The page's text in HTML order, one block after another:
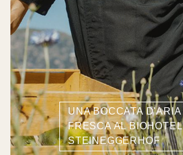
UNA BOCCATA D'ARIA
FRESCA AL BIOHOTEL
STEINEGGERHOF